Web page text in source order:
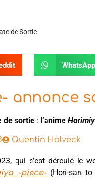
de Sortie
WhatsApp
annonce
de sortie : l’anime
Quentin Holveck
qui s’est déroulé le
-piece- (Hori-san